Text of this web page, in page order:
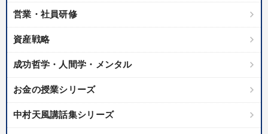
営業・社員研修
資産戦略
成功哲学・人間学・メンタル
お金の授業シリーズ
中村天風講話集シリーズ